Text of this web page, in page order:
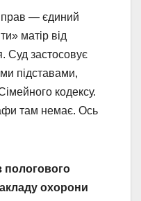
прав — єдиний
матір від
Суд застосовує
підставами,
кодексу.
там немає. Ось
пологового
охорони